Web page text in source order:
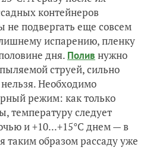
контейнеров
не подвергать еще совсем
испарению, пленку
дня. Полив нужно
струей, сильно
Необходимо
режим: как только
температуру следует
и +10...+15°С днем — в
таким образом рассаду уже